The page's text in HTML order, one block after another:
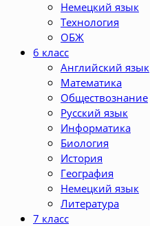
Немецкий язык
Технология
ОБЖ
6 класс
Английский язык
Математика
Обществознание
Русский язык
Информатика
Биология
История
География
Немецкий язык
Литература
7 класс